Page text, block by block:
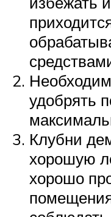
удобрять
Клубни
хорошую
хорошо